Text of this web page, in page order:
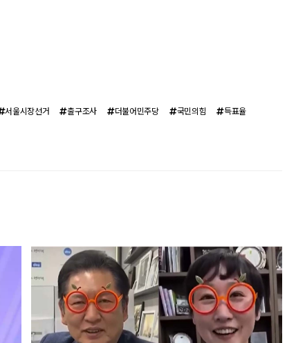
서울시장선거 출구조사 더불어민주당 국민의힘 득표율